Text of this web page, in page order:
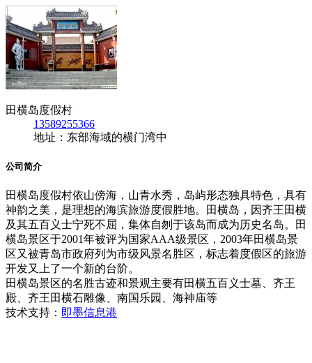
田横岛度假村
13589255366
地址：东部海域的横门湾中
公司简介
田横岛度假村依山傍海，山青水秀，岛屿形态独具特色，具有
神韵之美，是理想的海滨旅游度假胜地。田横岛，因齐王田横
及其五百义士宁死不屈，集体自刎于该岛而成为历史名岛。田
横岛景区于2001年被评为国家AAA级景区，2003年田横岛景
区又被青岛市政府列为市级风景名胜区，标志着度假区的旅游
开发又上了一个新的台阶。
田横岛景区的名胜古迹和景观主要有田横五百义士墓、齐王
殿、齐王田横石雕像、南国乐园、海神庙等
技术支持： 即墨信息港